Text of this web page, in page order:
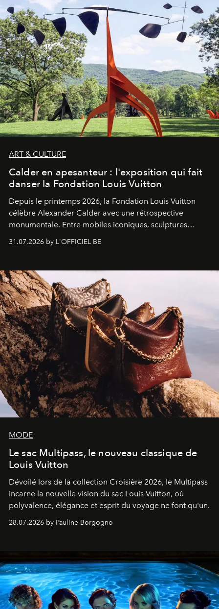
ART & CULTURE
Calder en apesanteur : l'exposition qui fait
danser la Fondation Louis Vuitton
Depuis le printemps 2026, la Fondation Louis Vuitton
célèbre Alexander Calder avec une rétrospective
monumentale. Entre mobiles iconiques, sculptures
monumentales et poésie du mouvement, l'artiste
américain investit les espaces imaginés par Frank Gehry
sculpture.
31.07.2026 by L'OFFICIEL BE
MODE
Le sac Multipass, le nouveau classique de
Louis Vuitton
Dévoilé lors de la collection Croisière 2026, le Multipass
incarne la nouvelle vision du sac Louis Vuitton, où
polyvalence, élégance et esprit du voyage ne font qu'un.
28.07.2026 by Pauline Borgogno